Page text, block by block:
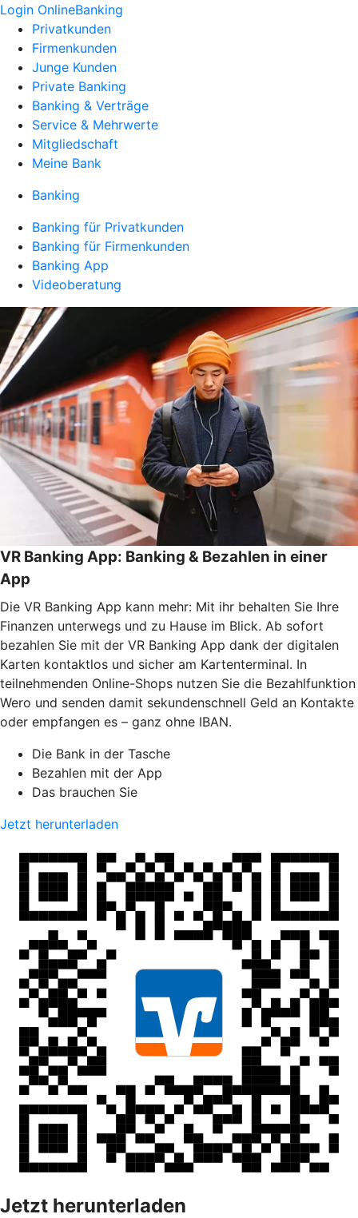
Login OnlineBanking
Privatkunden
Firmenkunden
Junge Kunden
Private Banking
Banking & Verträge
Service & Mehrwerte
Mitgliedschaft
Meine Bank
Banking
Banking für Privatkunden
Banking für Firmenkunden
Banking App
Videoberatung
VR Banking App: Banking & Bezahlen in einer
App
Die VR Banking App kann mehr: Mit ihr behalten Sie Ihre
Finanzen unterwegs und zu Hause im Blick. Ab sofort
bezahlen Sie mit der VR Banking App dank der digitalen
Karten kontaktlos und sicher am Kartenterminal. In
teilnehmenden Online-Shops nutzen Sie die Bezahlfunktion
Wero und senden damit sekundenschnell Geld an Kontakte
oder empfangen es – ganz ohne IBAN.
Die Bank in der Tasche
Bezahlen mit der App
Das brauchen Sie
Jetzt herunterladen
Jetzt herunterladen